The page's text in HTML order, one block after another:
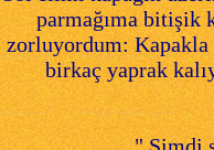
parmağıma bitişik
zorluyordum: Kapakla
birkaç yaprak